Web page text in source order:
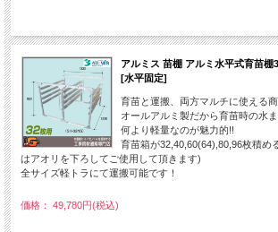
アルミス 苗棚 アルミ水平式育苗棚
[水平固定]
育苗と運搬、両方マルチに使える商
オールアルミ製だから育苗時の水
何より軽量なのが魅力的!!
育苗箱が32,40,60(64),80,96枚積め
はアオリを下ろしてご使用して頂きます)
全サイズ軽トラにて運搬可能です！
価格： 49,780円(税込)